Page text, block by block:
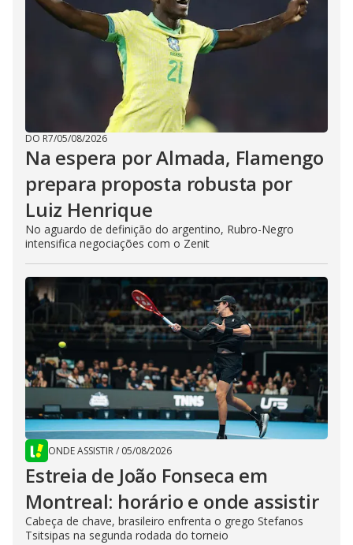
DO R7/05/08/2026
Na espera por Almada, Flamengo
prepara proposta robusta por
Luiz Henrique
No aguardo de definição do argentino, Rubro-Negro
intensifica negociações com o Zenit
ONDE ASSISTIR/ 05/08/2026
Estreia de João Fonseca em
Montreal: horário e onde assistir
Cabeça de chave, brasileiro enfrenta o grego Stefanos
Tsitsipas na segunda rodada do torneio